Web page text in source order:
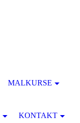
MALKURSE
KONTAKT